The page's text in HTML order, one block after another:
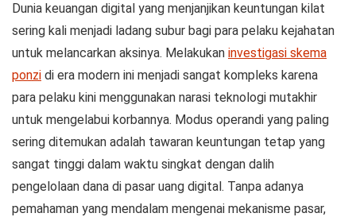
Dunia keuangan digital yang menjanjikan keuntungan kilat
sering kali menjadi ladang subur bagi para pelaku kejahatan
untuk melancarkan aksinya. Melakukan investigasi skema
ponzi di era modern ini menjadi sangat kompleks karena
para pelaku kini menggunakan narasi teknologi mutakhir
untuk mengelabui korbannya. Modus operandi yang paling
sering ditemukan adalah tawaran keuntungan tetap yang
sangat tinggi dalam waktu singkat dengan dalih
pengelolaan dana di pasar uang digital. Tanpa adanya
pemahaman yang mendalam mengenai mekanisme pasar,